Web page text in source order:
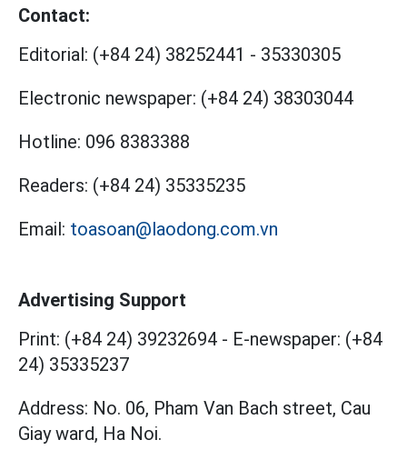
Contact:
Editorial: (+84 24) 38252441 - 35330305
Electronic newspaper: (+84 24) 38303044
Hotline: 096 8383388
Readers: (+84 24) 35335235
Email: toasoan@laodong.com.vn
Advertising Support
Print: (+84 24) 39232694 - E-newspaper: (+84
24) 35335237
Address: No. 06, Pham Van Bach street, Cau
Giay ward, Ha Noi.